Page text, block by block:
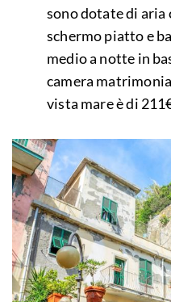
sono dotate di aria
schermo piatto e
medio a notte in
camera
vista mare è di